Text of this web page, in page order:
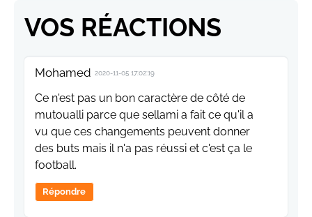
VOS RÉACTIONS
Mohamed 2020-11-05 17:02:19
Ce n'est pas un bon caractère de côté de
mutoualli parce que sellami a fait ce qu'il a
vu que ces changements peuvent donner
des buts mais il n'a pas réussi et c'est ça le
football.
Répondre